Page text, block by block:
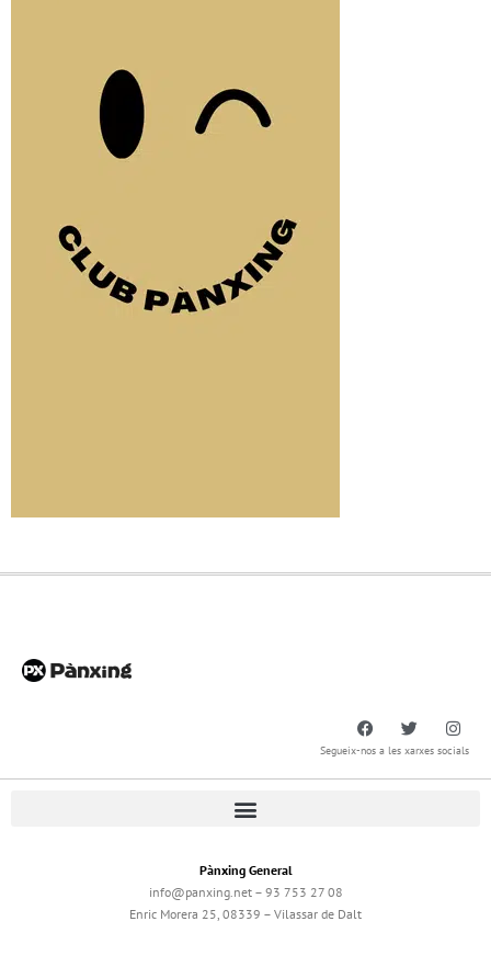
Segueix-nos a les xarxes socials
Pànxing General
info@panxing.net – 93 753 27 08
Enric Morera 25, 08339 – Vilassar de Dalt